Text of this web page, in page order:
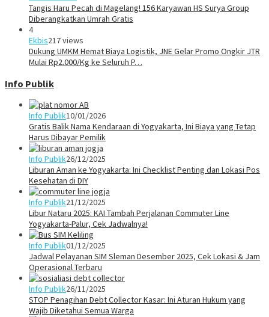
Tangis Haru Pecah di Magelang! 156 Karyawan HS Surya Group
Diberangkatkan Umrah Gratis
4
Ekbis217 views
Dukung UMKM Hemat Biaya Logistik, JNE Gelar Promo Ongkir JTR
Mulai Rp2.000/Kg ke Seluruh P…
Info Publik
Info Publik10/01/2026
Gratis Balik Nama Kendaraan di Yogyakarta, Ini Biaya yang Tetap
Harus Dibayar Pemilik
Info Publik26/12/2025
Liburan Aman ke Yogyakarta: Ini Checklist Penting dan Lokasi Pos
Kesehatan di DIY
Info Publik21/12/2025
Libur Nataru 2025: KAI Tambah Perjalanan Commuter Line
Yogyakarta-Palur, Cek Jadwalnya!
Info Publik01/12/2025
Jadwal Pelayanan SIM Sleman Desember 2025, Cek Lokasi & Jam
Operasional Terbaru
Info Publik26/11/2025
STOP Penagihan Debt Collector Kasar: Ini Aturan Hukum yang
Wajib Diketahui Semua Warga